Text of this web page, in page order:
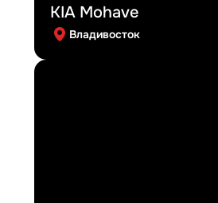
KIA Mohave
Владивосток